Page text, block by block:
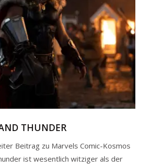
THUNDER
Beitrag zu Marvels Comic-Kosmos
ist wesentlich witziger als der